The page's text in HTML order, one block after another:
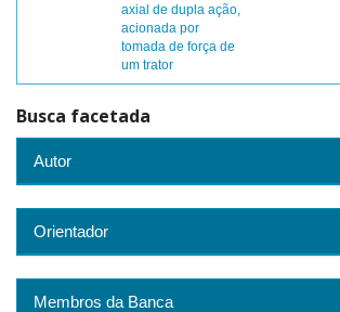
axial de dupla ação,
acionada por
tomada de força de
um trator
Busca facetada
Autor
Orientador
Membros da Banca